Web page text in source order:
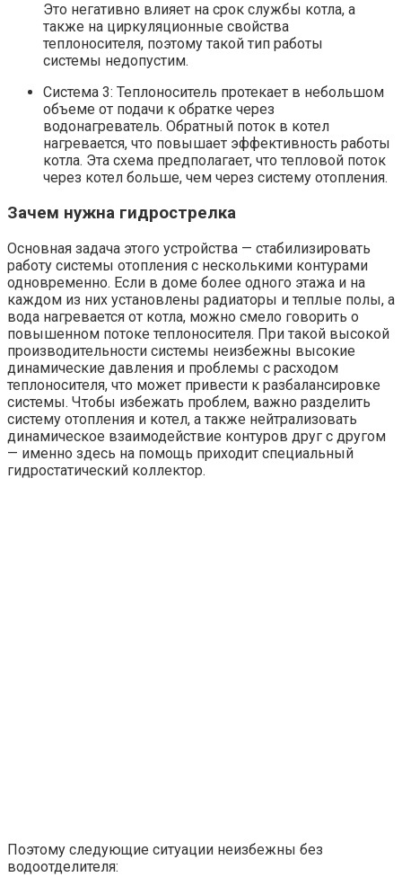
Это негативно влияет на срок службы котла, а
также на циркуляционные свойства
теплоносителя, поэтому такой тип работы
системы недопустим.
Система 3: Теплоноситель протекает в небольшом
объеме от подачи к обратке через
водонагреватель. Обратный поток в котел
нагревается, что повышает эффективность работы
котла. Эта схема предполагает, что тепловой поток
через котел больше, чем через систему отопления.
Зачем нужна гидрострелка
Основная задача этого устройства — стабилизировать
работу системы отопления с несколькими контурами
одновременно. Если в доме более одного этажа и на
каждом из них установлены радиаторы и теплые полы, а
вода нагревается от котла, можно смело говорить о
повышенном потоке теплоносителя. При такой высокой
производительности системы неизбежны высокие
динамические давления и проблемы с расходом
теплоносителя, что может привести к разбалансировке
системы. Чтобы избежать проблем, важно разделить
систему отопления и котел, а также нейтрализовать
динамическое взаимодействие контуров друг с другом
— именно здесь на помощь приходит специальный
гидростатический коллектор.
Поэтому следующие ситуации неизбежны без
водоотделителя: